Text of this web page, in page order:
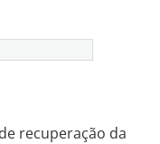
recuperação da